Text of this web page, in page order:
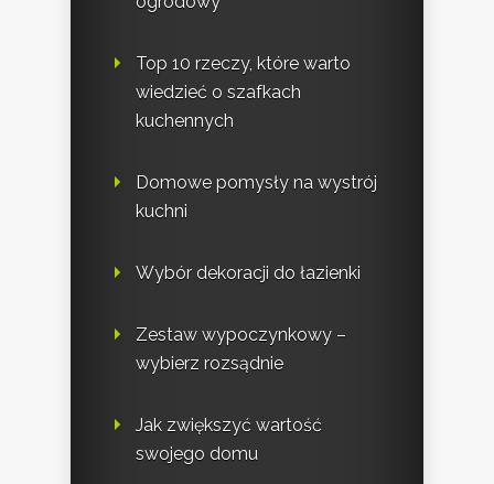
Top 10 rzeczy, które warto
wiedzieć o szafkach
kuchennych
Domowe pomysły na wystrój
kuchni
Wybór dekoracji do łazienki
Zestaw wypoczynkowy –
wybierz rozsądnie
Jak zwiększyć wartość
swojego domu